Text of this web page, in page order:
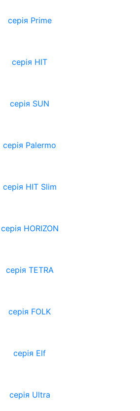
серія Prime
серія HIT
серія SUN
серія Palermo
серія HIT Slim
cерія HORIZON
серія TETRA
серія FOLK
серія Elf
серія Ultra